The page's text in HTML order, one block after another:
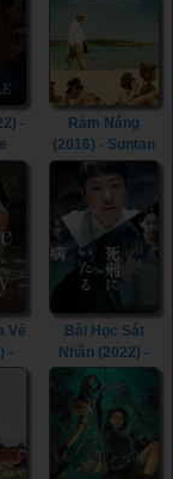
with Somebody
(2022)
-
Rám Nắng
(2016) - Suntan
(2016)
Vẻ
-
Bài Học Sát
Nhân (2022) -
Lesson in
Murder (2022)